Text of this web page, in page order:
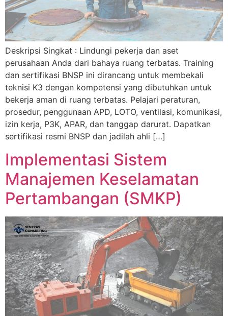
Deskripsi Singkat : Lindungi pekerja dan aset
perusahaan Anda dari bahaya ruang terbatas. Training
dan sertifikasi BNSP ini dirancang untuk membekali
teknisi K3 dengan kompetensi yang dibutuhkan untuk
bekerja aman di ruang terbatas. Pelajari peraturan,
prosedur, penggunaan APD, LOTO, ventilasi, komunikasi,
izin kerja, P3K, APAR, dan tanggap darurat. Dapatkan
sertifikasi resmi BNSP dan jadilah ahli […]
Implementasi Sistem
Manajemen Keselamatan
Pertambangan (SMKP)